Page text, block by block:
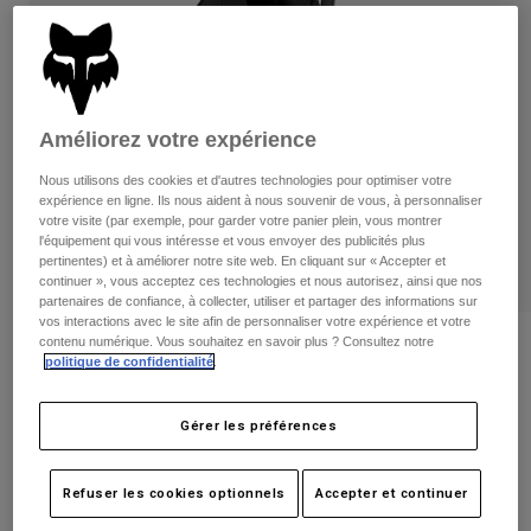
Pantalons
Gants
Protections
Masques
Chaussettes
Accessoires
Pantalons
Gants
Vestes
Protections
Masques
Chaussettes
Sacs et accessoires
Pièces de rechange
Chemises
Voir tout
Femme
T-shirts et tops
Sweats et Pulls
Vestes
Pantalons
Chemises
Voir tout
Enfants
Protections
Masques
Chaussettes
Voir tout
Moto
Casques
Maillots
Pantalons
Gants
Avis
Short Tecbase Bib Liners
Article n°27612
Price reduced from
89,99 €to 45,00 € 50% OFF
Améliorez votre expérience
Nous utilisons des cookies et d'autres technologies pour optimiser votre
expérience en ligne. Ils nous aident à nous souvenir de vous, à personnaliser
votre visite (par exemple, pour garder votre panier plein, vous montrer
l'équipement qui vous intéresse et vous envoyer des publicités plus
pertinentes) et à améliorer notre site web. En cliquant sur « Accepter et
continuer », vous acceptez ces technologies et nous autorisez, ainsi que nos
partenaires de confiance, à collecter, utiliser et partager des informations sur
vos interactions avec le site afin de personnaliser votre expérience et votre
contenu numérique. Vous souhaitez en savoir plus ? Consultez notre
politique de confidentialité
Gérer les préférences
Refuser les cookies optionnels Accepter et continuer